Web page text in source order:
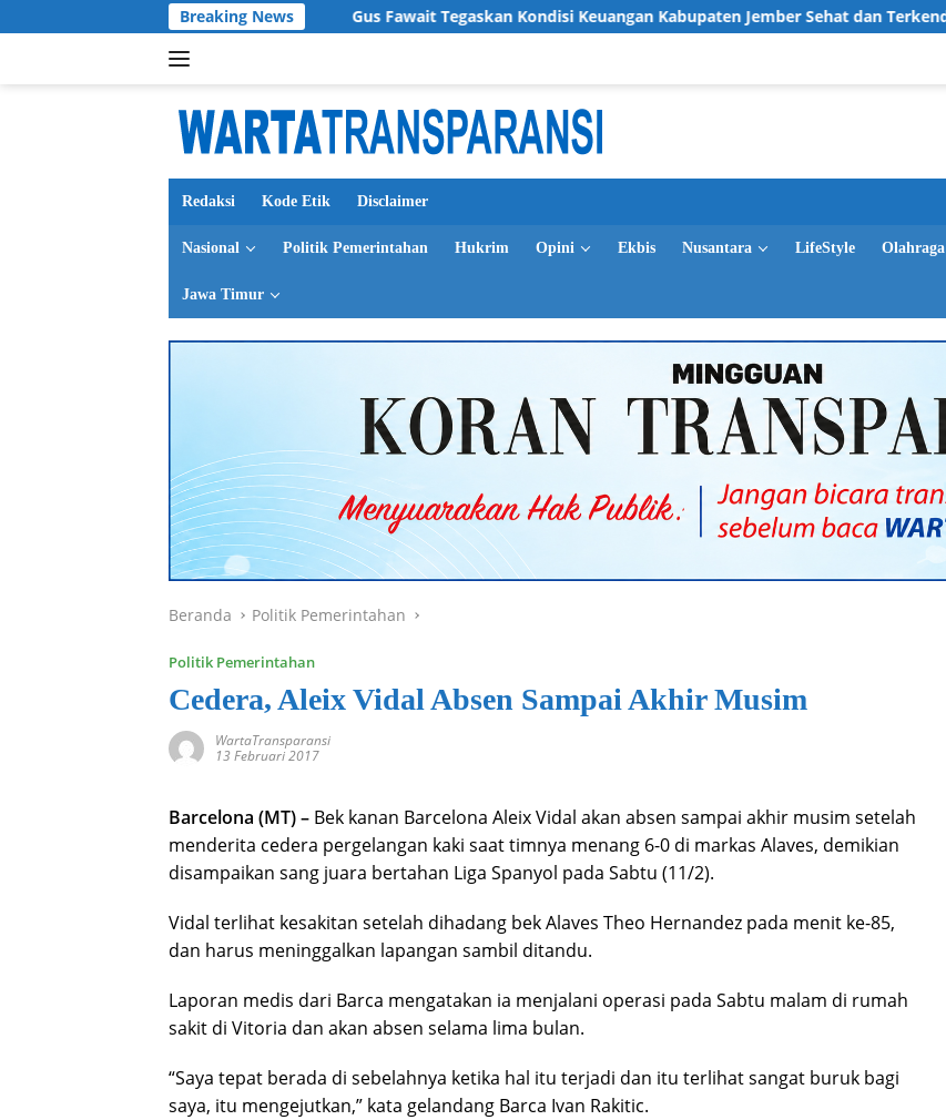
ke
Breaking News
dan Character Building Gus Fawait Tegaskan Kondisi Keuangan Kabupaten Jember Sehat dan Terkendali
Redaksi Kode Etik Disclaimer
Nasional Politik Pemerintahan Hukrim Opini Ekbis Nusantara LifeStyle Olahraga
Jawa Timur
Beranda Politik Pemerintahan
Politik Pemerintahan
Cedera, Aleix Vidal Absen Sampai Akhir Musim
WartaTransparansi
13 Februari 2017
Barcelona (MT) – Bek kanan Barcelona Aleix Vidal akan absen sampai akhir musim setelah
menderita cedera pergelangan kaki saat timnya menang 6-0 di markas Alaves, demikian
disampaikan sang juara bertahan Liga Spanyol pada Sabtu (11/2).
Vidal terlihat kesakitan setelah dihadang bek Alaves Theo Hernandez pada menit ke-85,
dan harus meninggalkan lapangan sambil ditandu.
Laporan medis dari Barca mengatakan ia menjalani operasi pada Sabtu malam di rumah
sakit di Vitoria dan akan absen selama lima bulan.
“Saya tepat berada di sebelahnya ketika hal itu terjadi dan itu terlihat sangat buruk bagi
saya, itu mengejutkan,” kata gelandang Barca Ivan Rakitic.